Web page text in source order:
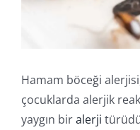
Hamam böceği
çocuklarda alerjik
yaygın biralerji